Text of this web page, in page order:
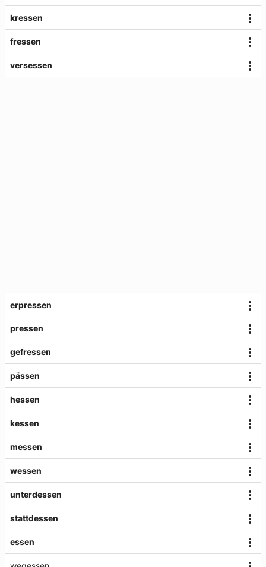
kressen
fressen
versessen
erpressen
pressen
gefressen
pässen
hessen
kessen
messen
wessen
unterdessen
stattdessen
essen